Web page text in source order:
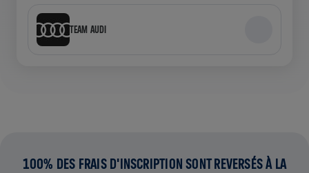
TEAM AUDI
100% DES FRAIS D'INSCRIPTION SONT REVERSÉS À LA